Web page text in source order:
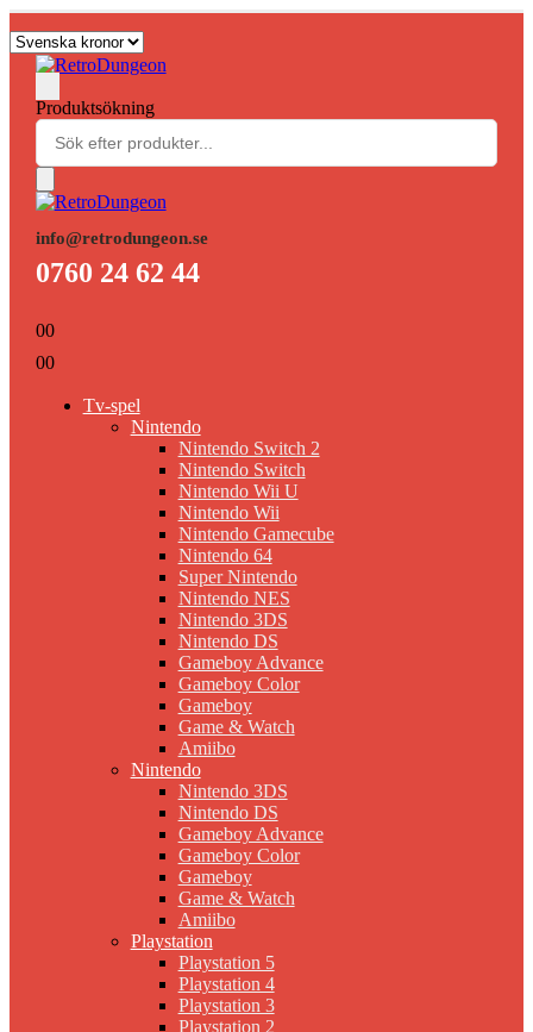
Produktsökning
info@retrodungeon.se
0760 24 62 44
00
00
Tv-spel
Nintendo
Nintendo Switch 2
Nintendo Switch
Nintendo Wii U
Nintendo Wii
Nintendo Gamecube
Nintendo 64
Super Nintendo
Nintendo NES
Nintendo 3DS
Nintendo DS
Gameboy Advance
Gameboy Color
Gameboy
Game & Watch
Amiibo
Nintendo
Nintendo 3DS
Nintendo DS
Gameboy Advance
Gameboy Color
Gameboy
Game & Watch
Amiibo
Playstation
Playstation 5
Playstation 4
Playstation 3
Playstation 2